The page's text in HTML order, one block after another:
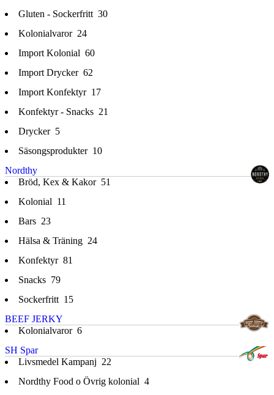
Gluten - Sockerfritt 30
Kolonialvaror 24
Import Kolonial 60
Import Drycker 62
Import Konfektyr 17
Konfektyr - Snacks 21
Drycker 5
Säsongsprodukter 10
Nordthy
Bröd, Kex & Kakor 51
Kolonial 11
Bars 23
Hälsa & Träning 24
Konfektyr 81
Snacks 79
Sockerfritt 15
BEEF JERKY
Kolonialvaror 6
SH Spar
Livsmedel Kampanj 22
Nordthy Food o Övrig kolonial 4